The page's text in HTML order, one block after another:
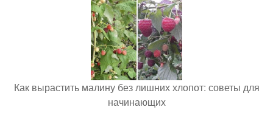
Как вырастить малину без лишних хлопот: советы для
начинающих